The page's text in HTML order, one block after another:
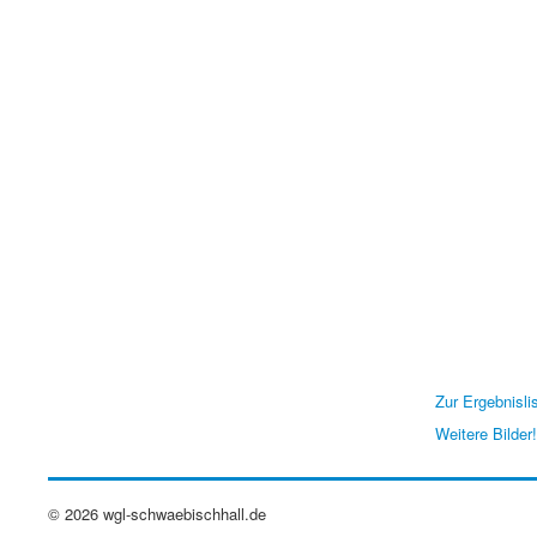
Zur
Weitere Bilder!
© 2026 wgl-schwaebischhall.de